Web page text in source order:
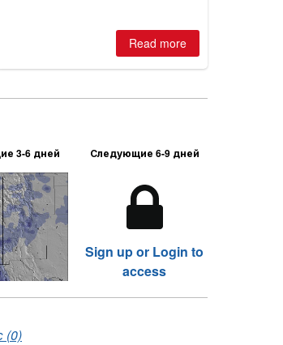
Read more
3-6 дней Следующие 6-9 дней
Sign up or Login to
access
(0)